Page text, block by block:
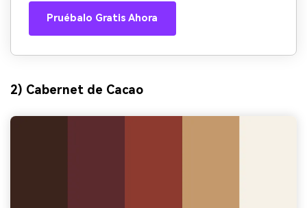
Pruébalo Gratis Ahora
2) Cabernet de Cacao